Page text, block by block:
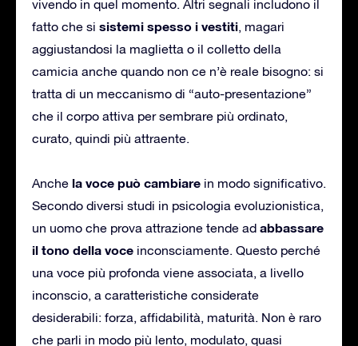
vivendo in quel momento. Altri segnali includono il
fatto che si sistemi spesso i vestiti, magari
aggiustandosi la maglietta o il colletto della
camicia anche quando non ce n’è reale bisogno: si
tratta di un meccanismo di “auto-presentazione”
che il corpo attiva per sembrare più ordinato,
curato, quindi più attraente.
Anche la voce può cambiare in modo significativo.
Secondo diversi studi in psicologia evoluzionistica,
un uomo che prova attrazione tende ad abbassare
il tono della voce inconsciamente. Questo perché
una voce più profonda viene associata, a livello
inconscio, a caratteristiche considerate
desiderabili: forza, affidabilità, maturità. Non è raro
che parli in modo più lento, modulato, quasi